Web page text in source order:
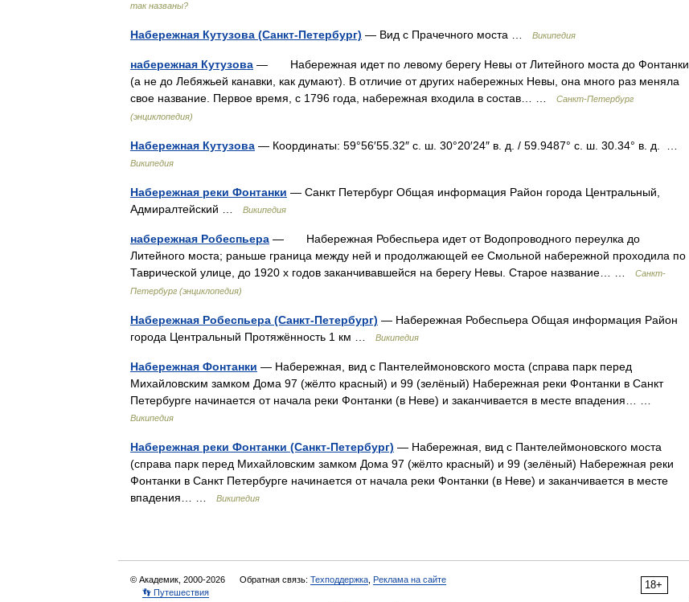
так названы?
Набережная Кутузова (Санкт-Петербург) — Вид с Прачечного моста … Википедия
набережная Кутузова — Набережная идет по левому берегу Невы от Литейного моста до Фонтанки
(а не до Лебяжьей канавки, как думают). В отличие от других набережных Невы, она много раз меняла
свое название. Первое время, с 1796 года, набережная входила в состав… …
Санкт-Петербург
(энциклопедия)
Набережная Кутузова — Координаты: 59°56′55.32″ с. ш. 30°20′24″ в. д. / 59.9487° с. ш. 30.34° в. д. …
Википедия
Набережная реки Фонтанки — Санкт Петербург Общая информация Район города Центральный,
Адмиралтейский …
Википедия
набережная Робеспьера — Набережная Робеспьера идет от Водопроводного переулка до
Литейного моста; раньше граница между ней и продолжающей ее Смольной набережной проходила по
Таврической улице, до 1920 х годов заканчивавшейся на берегу Невы. Старое название… …
Санкт-
Петербург (энциклопедия)
Набережная Робеспьера (Санкт-Петербург) — Набережная Робеспьера Общая информация Район
города Центральный Протяжённость 1 км …
Википедия
Набережная Фонтанки — Набережная, вид с Пантелеймоновского моста (справа парк перед
Михайловским замком Дома 97 (жёлто красный) и 99 (зелёный) Набережная реки Фонтанки в Санкт
Петербурге начинается от начала реки Фонтанки (в Неве) и заканчивается в месте впадения… …
Википедия
Набережная реки Фонтанки (Санкт-Петербург) — Набережная, вид с Пантелеймоновского моста
(справа парк перед Михайловским замком Дома 97 (жёлто красный) и 99 (зелёный) Набережная реки
Фонтанки в Санкт Петербурге начинается от начала реки Фонтанки (в Неве) и заканчивается в месте
впадения… …
Википедия
18+
© Академик, 2000-2026 Обратная связь: Техподдержка, Реклама на сайте
👣 Путешествия